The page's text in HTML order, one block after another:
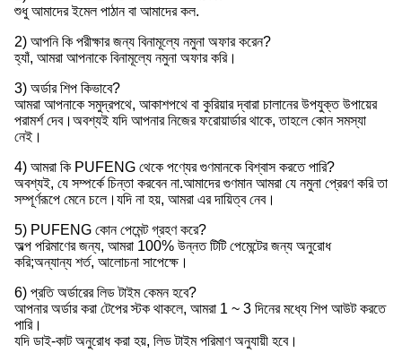
শুধু আমাদের ইমেল পাঠান বা আমাদের কল.
2) আপনি কি পরীক্ষার জন্য বিনামূল্যে নমুনা অফার করেন?
হ্যাঁ, আমরা আপনাকে বিনামূল্যে নমুনা অফার করি।
3) অর্ডার শিপ কিভাবে?
আমরা আপনাকে সমুদ্রপথে, আকাশপথে বা কুরিয়ার দ্বারা চালানের উপযুক্ত উপায়ের
পরামর্শ দেব।অবশ্যই যদি আপনার নিজের ফরোয়ার্ডার থাকে, তাহলে কোন সমস্যা
নেই।
4) আমরা কি PUFENG থেকে পণ্যের গুণমানকে বিশ্বাস করতে পারি?
অবশ্যই, যে সম্পর্কে চিন্তা করবেন না.আমাদের গুণমান আমরা যে নমুনা প্রেরণ করি তা
সম্পূর্ণরূপে মেনে চলে।যদি না হয়, আমরা এর দায়িত্ব নেব।
5) PUFENG কোন পেমেন্ট গ্রহণ করে?
অল্প পরিমাণের জন্য, আমরা 100% উন্নত টিটি পেমেন্টের জন্য অনুরোধ
করি;অন্যান্য শর্ত, আলোচনা সাপেক্ষে।
6) প্রতি অর্ডারের লিড টাইম কেমন হবে?
আপনার অর্ডার করা টেপের স্টক থাকলে, আমরা 1 ~ 3 দিনের মধ্যে শিপ আউট করতে
পারি।
যদি ডাই-কাট অনুরোধ করা হয়, লিড টাইম পরিমাণ অনুযায়ী হবে।